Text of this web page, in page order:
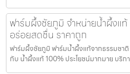
ฟาร์มผึ้งชัยภูมิ จำหน่ายน้ำผึ้งแ
อร่อยสดชื่น ราคาถูก
ฟาร์มผึ้งชัยภูมิ ฟาร์มน้ำผึ้งแท้จากธรรมชา
กับ น้ำผึ้งแท้ 100% ประโยชน์มากมาย บริก